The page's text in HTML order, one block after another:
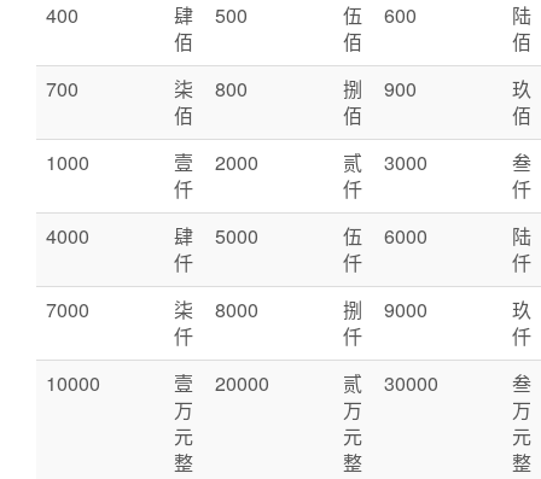
400
肆
佰
500
伍
佰
600
陆
佰
700
柒
佰
800
捌
佰
900
玖
佰
1000
壹
仟
2000
贰
仟
3000
叁
仟
4000
肆
仟
5000
伍
仟
6000
陆
仟
7000
柒
仟
8000
捌
仟
9000
玖
仟
10000
壹
万
元
整
20000
贰
万
元
整
30000
叁
万
元
整